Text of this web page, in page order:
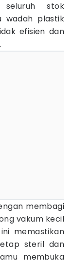
seluruh stok
wadah plastik
efisien dan
membagi
vakum kecil
memastikan
steril dan
membuka